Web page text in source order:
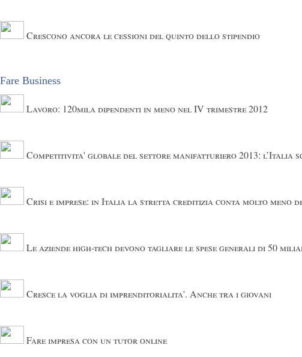
Crescono ancora le cessioni del quinto dello stipendio
Fare Business
Lavoro: 120mila dipendenti in meno nel IV trimestre 2012
Competitivita' globale del settore manifatturiero 2013: l’Italia
Crisi e imprese: in Italia la stretta creditizia conta molto meno
Le aziende high-tech devono tagliare le spese generali di 50
Cresce la voglia di imprenditorialita'. Anche tra i giovani
Fare impresa con un tutor online